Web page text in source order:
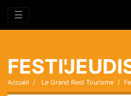
☰
Accueil Le Grand Ried Tourisme